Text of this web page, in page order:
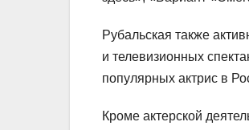
Рубальская также
и телевизионных
популярных актрис в
Кроме актерской